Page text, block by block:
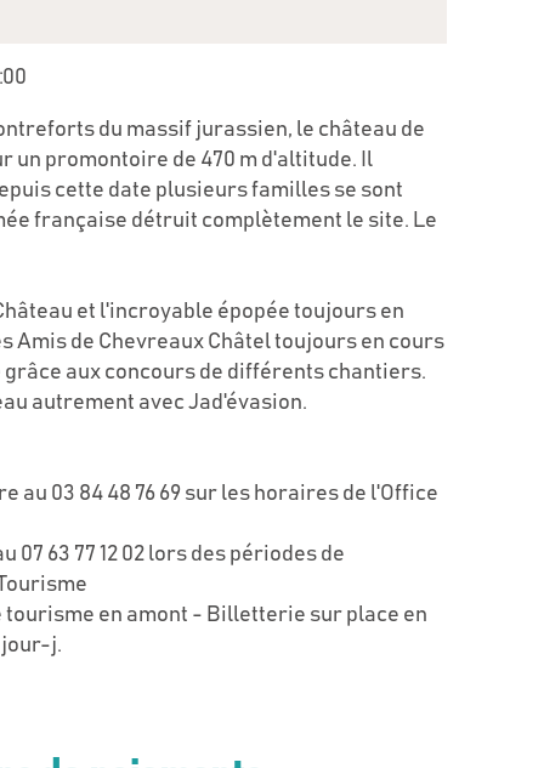
du massif jurassien, le château de
un promontoire de 470 m d'altitude. Il
cette date plusieurs familles se sont
française détruit complètement le site. Le
et l'incroyable épopée toujours en
Amis de Chevreaux Châtel toujours en cours
aux concours de différents chantiers.
autrement avec Jad'évasion.
au 03 84 48 76 69 sur les horaires de l'Office
07 63 77 12 02 lors des périodes de
tourisme en amont - Billetterie sur place en
jour-j.